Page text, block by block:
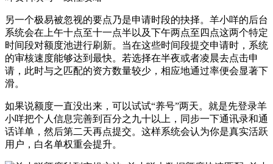
另一个极易被忽视的要点乃是申请时段的抉择。羊小咩的后台
系统会在上午十点至十一点半以及下午两点至四点这两个特定
时间段对额度池进行刷新。当在这些时间段提交申请时，系统
的审核速度能够达到最快。若选择在半夜或者凌晨去点击申
请，此时与之匹配的资方数量较少，相应地通过率便会显著下
滑。
如果说额度一直没出来，可以试试“养号”两天。就是先登录羊
小咩把个人信息完善到百分之九十以上，同步一下通讯录和通
话详单，然后第二天再点提交。这样系统会认为你是真实活跃
用户，白名单权重会提升。